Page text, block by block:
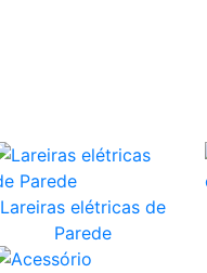
Lareiras elétricas de
Parede